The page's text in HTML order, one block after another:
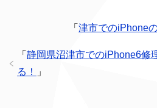
「 津市でのiPhone
「 静岡県沼津市でのiPhone6修
る！
」